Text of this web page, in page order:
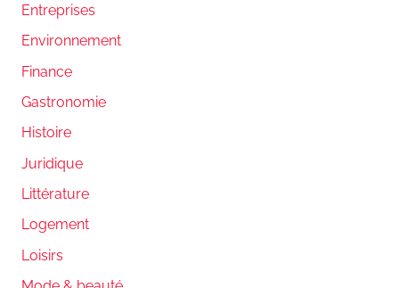
Entreprises
Environnement
Finance
Gastronomie
Histoire
Juridique
Littérature
Logement
Loisirs